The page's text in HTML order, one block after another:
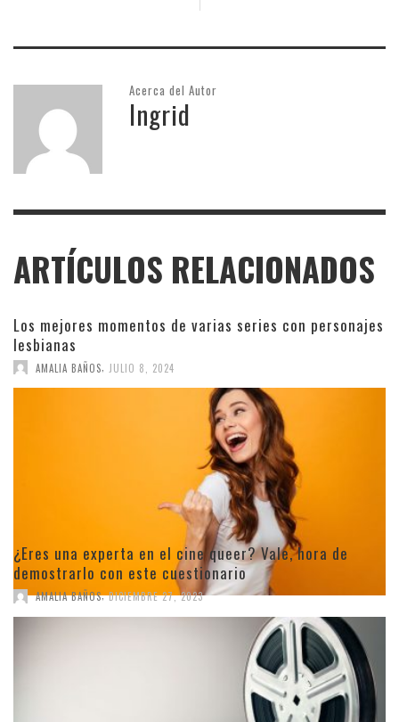
Acerca del Autor
Ingrid
ARTÍCULOS RELACIONADOS
Los mejores momentos de varias series con personajes
lesbianas
AMALIA BAÑOS JULIO 8, 2024
¿Eres una experta en el cine queer? Vale, hora de
demostrarlo con este cuestionario
AMALIA BAÑOS, DICIEMBRE 27, 2023